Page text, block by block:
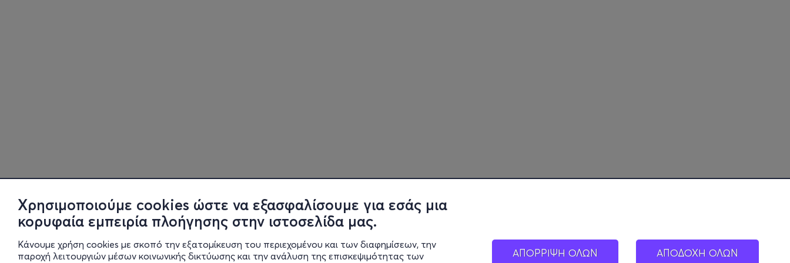
Χρησιμοποιούμε cookies ώστε να εξασφαλίσουμε για εσάς μια
κορυφαία εμπειρία πλοήγησης στην ιστοσελίδα μας.
Κάνουμε χρήση cookies με σκοπό την εξατομίκευση του περιεχομένου και των διαφημίσεων, την
παροχή λειτουργιών μέσων κοινωνικής δικτύωσης και την ανάλυση της επισκεψιμότητας των
ΑΠΟΡΡΙΨΗ ΟΛΩΝ ΑΠΟΔΟΧΗ ΟΛΩΝ